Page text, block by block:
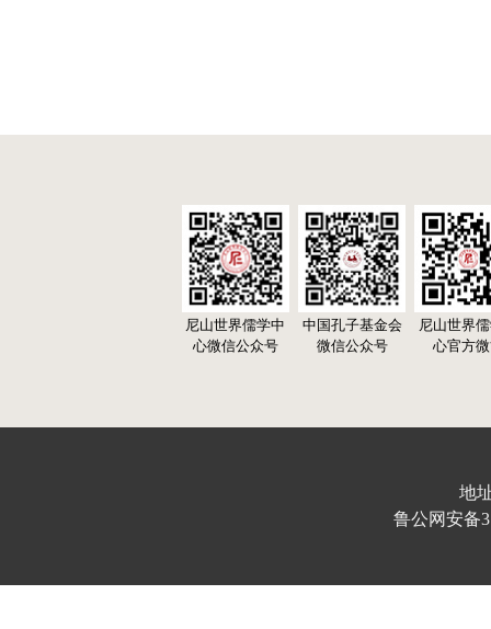
尼山世界儒学中
心微信公众号
中国孔子基金会
微信公众号
尼山世界
心官方
地
鲁公网安备